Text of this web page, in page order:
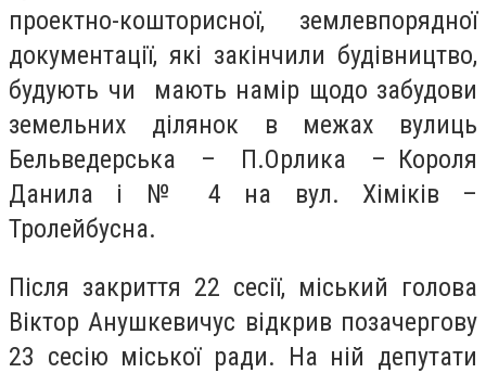
проектно-кошторисної, землевпорядної
документації, які закінчили будівництво,
будують чи мають намір щодо забудови
земельних ділянок в межах вулиць
Бельведерська – П.Орлика – Короля
Данила і № 4 на вул. Хіміків –
Тролейбусна.
Після закриття 22 сесії, міський голова
Віктор Анушкевичус відкрив позачергову
23 сесію міської ради. На ній депутати